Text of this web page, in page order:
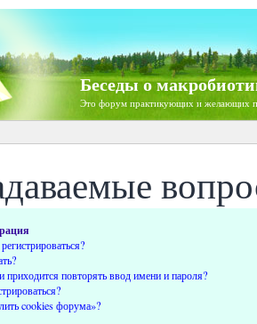
Беседы о
Это форум практикующих и желающих
повторять ввод имени и пароля?
cookies форума»?